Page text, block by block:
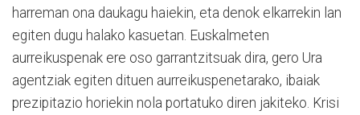
harreman ona daukagu haiekin, eta denok elkarrekin lan
egiten dugu halako kasuetan. Euskalmeten
aurreikuspenak ere oso garrantzitsuak dira, gero Ura
agentziak egiten dituen aurreikuspenetarako, ibaiak
prezipitazio horiekin nola portatuko diren jakiteko. Krisi